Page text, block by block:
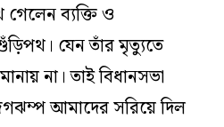
ব্যক্তি ও
যেন তাঁর মৃত্যুতে
না। তাই বিধানসভা
আমাদের সরিয়ে দিল